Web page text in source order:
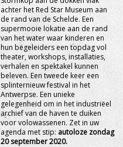
achter het Red Star Museum aan
de rand van de Schelde. Een
supermooie lokatie aan de rand
van het water waar kinderen en
hun begeleiders een topdag vol
theater, workshops, installaties,
verhalen en spektakel kunnen
beleven. Een tweede keer een
splinternieuw festival in het
Antwerpse. Een unieke
gelegenheid om in het industriëel
archief van de haven te duiken
voor volowassenen. Zet in uw
agenda met stip: autoloze zondag
20 september 2020.